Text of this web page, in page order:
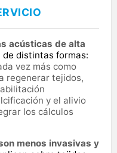
Además,
y Entrenamientos
nuestra oferta
un cuidado integral y
acústicas de alta
distintas formas:
vez más como
regenerar tejidos,
y el alivio
los cálculos
menos invasivas y